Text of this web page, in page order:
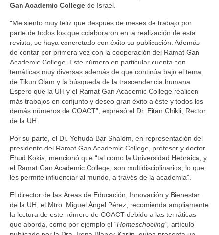
Gan Academic College de Israel.
“Me siento muy feliz que después de meses de trabajo por
parte de todos los que colaboraron en la realización de esta
revista, se haya concretado con éxito su publicación. Además
de contar por primera vez con la cooperación del Ramat Gan
Academic College. Este número en particular cuenta con
temáticas muy diversas además de que continúa bajo el tema
de Tikun Olam y la búsqueda de la trascendencia humana.
Espero que la UH y el Ramat Gan Academic College realicen
más trabajos en conjunto y deseo gran éxito a éste y todos los
demás números de COACT”, expresó el Dr. Eitan Chikli, Rector
de la UH.
Por su parte, el Dr. Yehuda Bar Shalom, en representación del
presidente del Ramat Gan Academic College, profesor y doctor
Ehud Kokia, mencionó que “tal como la Universidad Hebraica, y
el Ramat Gan Academic College, son multidisciplinarios, lo que
les permite influenciar al mundo, a través de la academia”.
El director de las Áreas de Educación, Innovación y Bienestar
de la UH, el Mtro. Miguel Ángel Pérez, recomienda ampliamente
la lectura de este número de COACT debido a las temáticas
que aborda, como por ejemplo el “Homeschooling”, artículo